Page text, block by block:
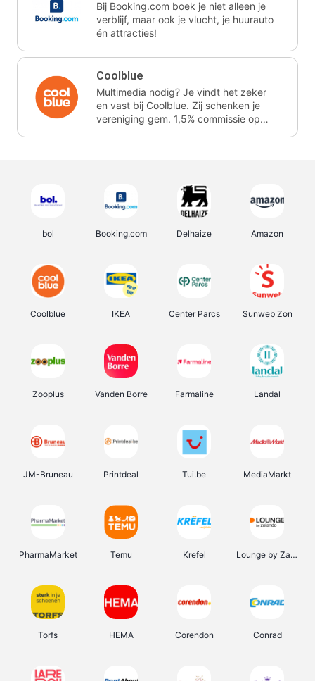
Bij Booking.com boek je niet alleen je
verblijf, maar ook je vlucht, je huurauto
én attracties!
Coolblue
Multimedia nodig? Je vindt het zeker
en vast bij Coolblue. Zij schenken je
vereniging gem. 1,5% commissie op
bol Booking.com Delhaize Amazon
Coolblue IKEA Center Parcs Sunweb Zon
Zooplus Vanden Borre Farmaline Landal
JM-Bruneau Printdeal Tui.be MediaMarkt
PharmaMarket Temu Krefel Lounge by Zalando
Torfs HEMA Corendon Conrad